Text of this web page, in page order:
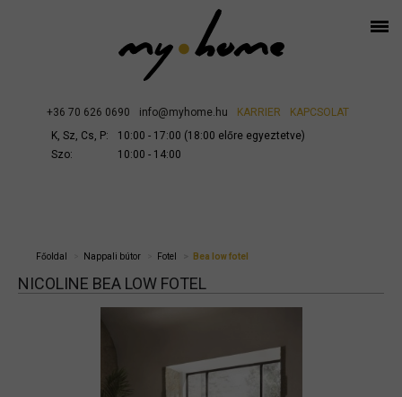
+36 70 626 0690 info@myhome.hu KARRIER
KAPCSOLAT
K, Sz, Cs, P:
10:00 - 17:00 (18:00 előre egyeztetve)
Szo:
10:00 - 14:00
Főoldal Nappali bútor Fotel Bea low fotel
NICOLINE BEA LOW FOTEL